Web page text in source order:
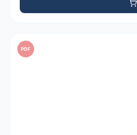
PDF